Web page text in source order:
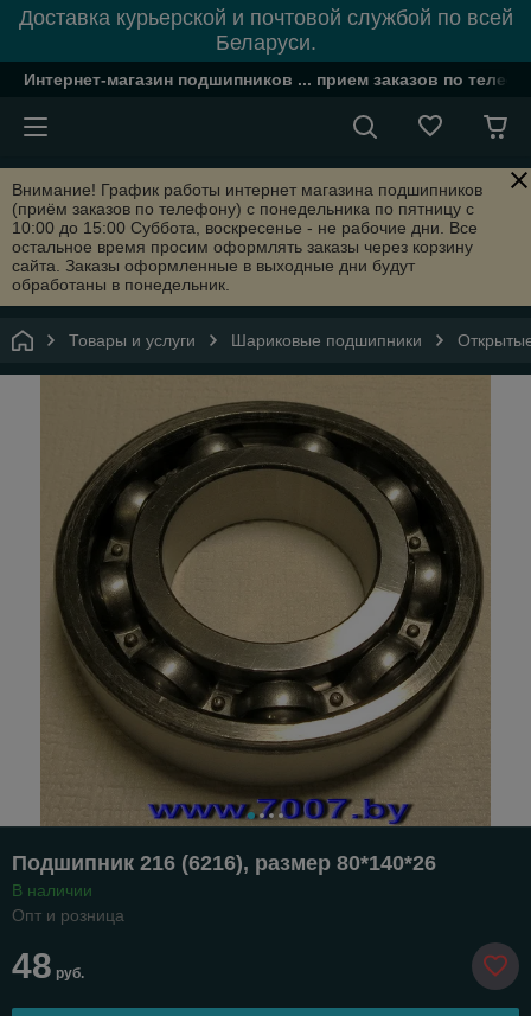
Доставка курьерской и почтовой службой по всей
Беларуси.
Интернет-магазин подшипников ... прием заказов по
Внимание! График работы интернет магазина подшипников
(приём заказов по телефону) с понедельника по пятницу с
10:00 до 15:00 Суббота, воскресенье - не рабочие дни. Все
остальное время просим оформлять заказы через корзину
сайта. Заказы оформленные в выходные дни будут
обработаны в понедельник.
Товары и услуги Шариковые подшипники
Подшипник 216 (6216), размер 80*140*26
В наличии
Опт и розница
48 руб.